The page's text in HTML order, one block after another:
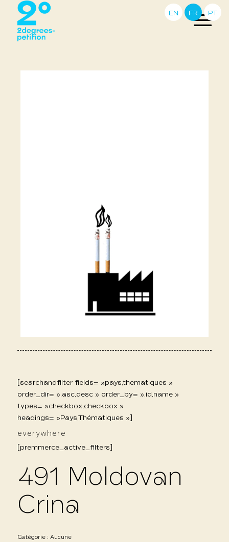
[searchandfilter fields= »pays,thematiques »
order_dir= »,asc,desc » order_by= »,id,name »
types= »checkbox,checkbox »
headings= »Pays,Thématiques »]
everywhere
[premmerce_active_filters]
491 Moldovan
Crina
Catégorie : Aucune
EN FR PT